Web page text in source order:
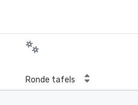
Ronde tafels